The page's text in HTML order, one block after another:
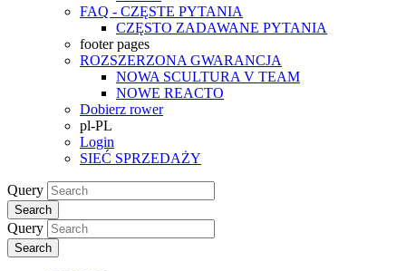
FAQ - CZĘSTE PYTANIA
CZĘSTO ZADAWANE PYTANIA
footer pages
ROZSZERZONA GWARANCJA
NOWA SCULTURA V TEAM
NOWE REACTO
Dobierz rower
pl-PL
Login
SIEĆ SPRZEDAŻY
Query
Search
Query
Search